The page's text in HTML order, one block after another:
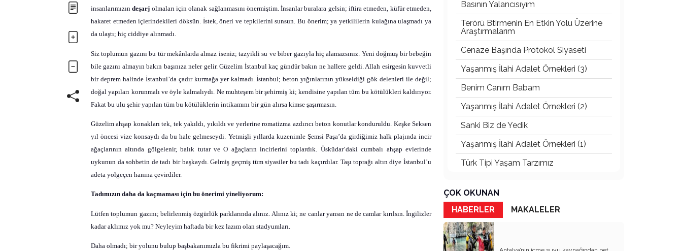
insanlarımızındeşarj olmaları için olanak sağlanmasını önermiştim. İnsanlar buralara gelsin; iftira etmeden, küfür etmeden,
hakaret etmeden içlerindekileri döksün. İstek, öneri ve tepkilerini sunsun. Bu önerim; ya yetkililerin kulağına ulaşmadı ya
da ulaştı; hiç ciddiye alınmadı.
Siz toplumun gazını bu tür mekânlarda almaz iseniz; tazyikli su ve biber gazıyla hiç alamazsınız. Yeni doğmuş bir bebeğin
bile gazını almayın bakın başınıza neler gelir. Güzelim İstanbul kaç gündür bakın ne hallere geldi. Allah esirgesin kuvvetli
bir deprem halinde İstanbul’da çadır kurmağa yer kalmadı. İstanbul; beton yığınlarının yükseldiği gök delenleri ile değil;
doğal yapıları korunmalı ve öyle kalmalıydı. Ne muhteşem bir şehirmiş ki; kendisine yapılan tüm bu kötülükleri kaldırıyor.
Fakat bu ulu şehir yapılan tüm bu kötülüklerin intikamını bir gün alırsa kimse şaşırmasın.
Güzelim ahşap konakları tek, tek yakıldı, yıkıldı ve yerlerine romatizma azdırıcı beton konutlar konduruldu. Keşke Seksen
yıl öncesi vize konsaydı da bu hale gelmeseydi. Yetmişli yıllarda kuzenimle Şemsi Paşa’da girdiğimiz halk plajında incir
ağaçlarının altında gölgelenir, balık tutar ve O ağaçların incirlerini toplardık. Üsküdar’daki cumbalı ahşap evlerinde
uykunun da sohbetin de tadı bir başkaydı. Gelmiş geçmiş tüm siyasiler bu tadı kaçırdılar. Taşı toprağı altın diye İstanbul’u
adeta yolgeçen hanına çevirdiler.
Tadımızın daha da kaçmaması için bu önerimi yineliyorum:
Lütfen toplumun gazını; belirlenmiş özgürlük parklarında alınız. Alınız ki; ne canlar yansın ne de camlar kırılsın. İngilizler
kadar aklımız yok mu? Neyleyim haftada bir kez lazım olan stadyumları.
Daha olmadı; bir yolunu bulup başbakanımızla bu fikrimi paylaşacağım.
Basının Yalancısıyım
Terörü Btirmenin En Etkin Yolu Üzerine
Araştırmalarım
Cenaze Başında Protokol Siyaseti
Yaşanmış İlahi Adalet Örnekleri (3)
Benim Canım Babam
Yaşanmış İlahi Adalet Örnekleri (2)
Sanki Biz de Yedik
Yaşanmış İlahi Adalet Örnekleri (1)
Türk Tipi Yaşam Tarzımız
Katil Ağaçlar
Keşke Herkes Sevdiği ve İyi Bildiği İşi
Yapsa
Veda Mektubum
ÇOK OKUNAN
HABERLER
MAKALELER